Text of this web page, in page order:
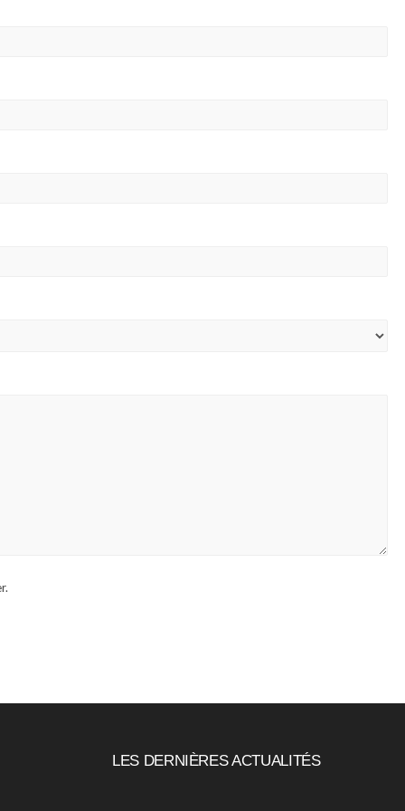
LES DERNIÈRES ACTUALITÉS